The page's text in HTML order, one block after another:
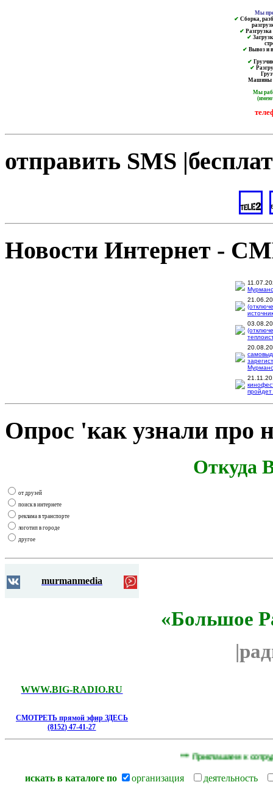
Мы
✔ Сборка,
✔ Разгрузка
✔
✔ Вывоз и
✔
✔
Машины
Мы
отправить SMS
Новости Интернет -
Опрос 'как узнали про
Откуда
от друзей
поиск в интернете
реклама в транспорте
логотип в городе
другое
murmanmedia
«Большое
WWW.BIG-RADIO.RU
СМОТРЕТЬ прямой эфир ЗДЕСЬ
(8152) 47-41-27
*** Приглашаем к
искать в каталоге по организация деятельность